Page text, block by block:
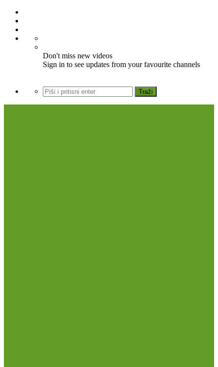
Don't miss new videos
Sign in to see updates from your favourite channels